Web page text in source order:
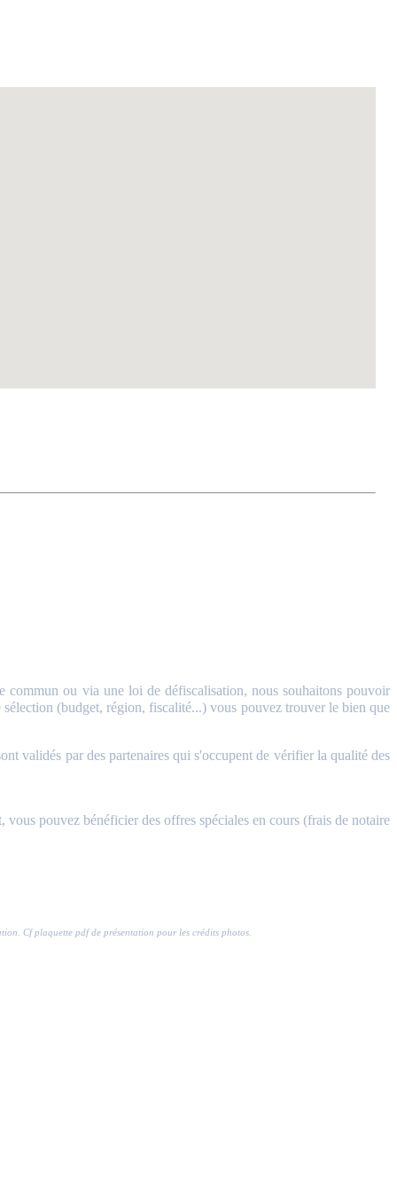
commun ou via une loi de défiscalisation, nous souhaitons pouvoir
(budget, région, fiscalité...) vous pouvez trouver le bien que
validés par des partenaires qui s'occupent de vérifier la qualité des
pouvez bénéficier des offres spéciales en cours (frais de notaire
Cf plaquette pdf de présentation pour les crédits photos.